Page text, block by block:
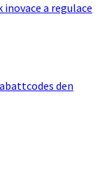
inovace a regulace
den